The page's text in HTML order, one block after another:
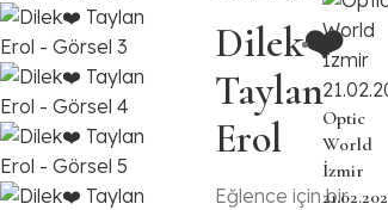
Dilek❤️
Taylan
Erol
Eğlence için bir
Optic
World
İzmir
21.02.202